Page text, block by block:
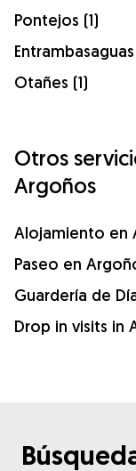
Pontejos (1)
Entrambasaguas
Otañes (1)
Otros
Argoños
Alojamiento en
Paseo en
Guardería de
Drop in visits in